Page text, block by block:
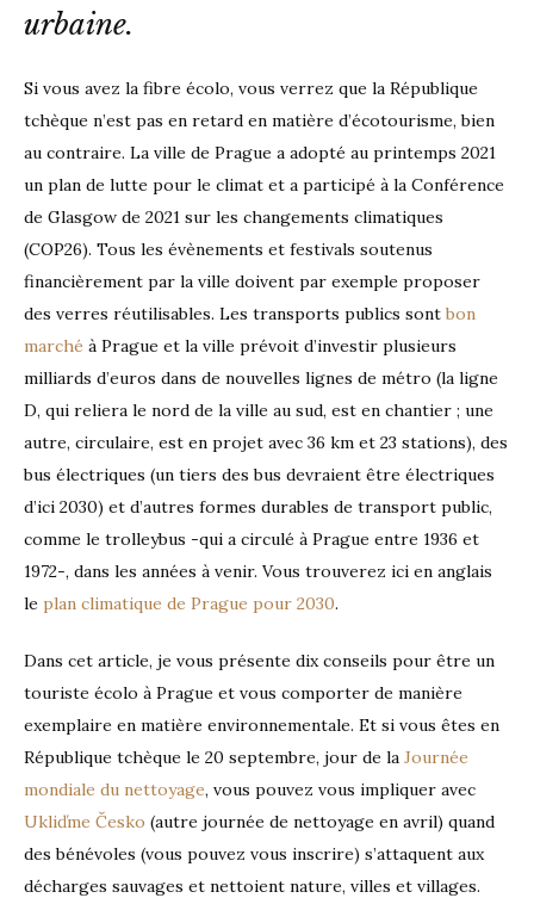
urbaine.
Si vous avez la fibre écolo, vous verrez que la République
tchèque n’est pas en retard en matière d’écotourisme, bien
au contraire. La ville de Prague a adopté au printemps 2021
un plan de lutte pour le climat et a participé à la Conférence
de Glasgow de 2021 sur les changements climatiques
(COP26). Tous les évènements et festivals soutenus
financièrement par la ville doivent par exemple proposer
des verres réutilisables. Les transports publics sont bon
marché à Prague et la ville prévoit d’investir plusieurs
milliards d’euros dans de nouvelles lignes de métro (la ligne
D, qui reliera le nord de la ville au sud, est en chantier ; une
autre, circulaire, est en projet avec 36 km et 23 stations), des
bus électriques (un tiers des bus devraient être électriques
d’ici 2030) et d’autres formes durables de transport public,
comme le trolleybus -qui a circulé à Prague entre 1936 et
1972-, dans les années à venir. Vous trouverez ici en anglais
le plan climatique de Prague pour 2030.
Dans cet article, je vous présente dix conseils pour être un
touriste écolo à Prague et vous comporter de manière
exemplaire en matière environnementale. Et si vous êtes en
République tchèque le 20 septembre, jour de la Journée
mondiale du nettoyage, vous pouvez vous impliquer avec
Ukliďme Česko (autre journée de nettoyage en avril) quand
des bénévoles (vous pouvez vous inscrire) s’attaquent aux
décharges sauvages et nettoient nature, villes et villages.